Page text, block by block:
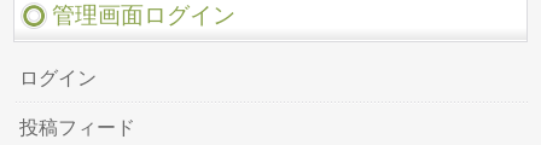
管理画面ログイン
ログイン
投稿フィード